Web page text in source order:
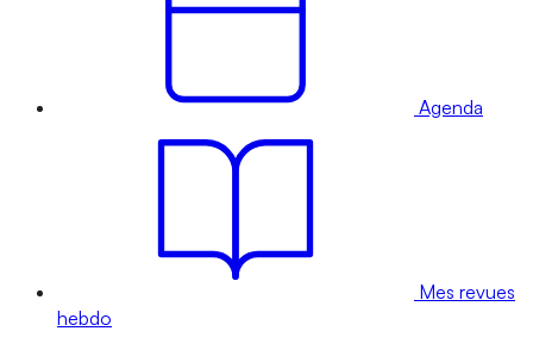
Agenda
Mes revues
hebdo